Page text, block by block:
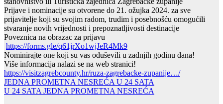
Prijave i nominacije su otvorene do 21. ožujka 2024. za sve
prijavitelje koji su svojim radom, trudim i posebnošću omogućili
stvaranje novih vrijednosti i prepoznatljivosti destinacije
Poveznica na obrazac za prijavu
https://forms.gle/q61jrXo1wjJeR4Mk9
Nominirajte one koji su vas oduševili u zadnjih godinu dana!
Više informacija nalazi se na web stranici!
https://visitzagrebcounty.hr/ruza-zagrebacke-zupanije…/
Navigacija
objava
JEDNA PROMETNA NESREĆA U 24 SATA
U 24 SATA JEDNA PROMETNA NESREĆA